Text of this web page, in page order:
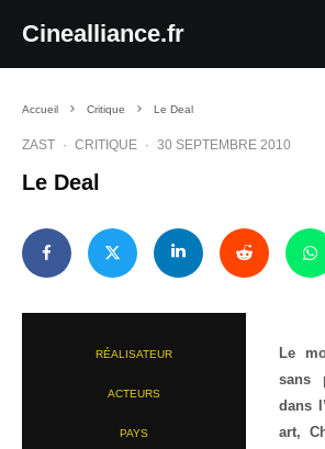
Cinealliance.fr
Accueil Critique Le Deal
ZAST · CRITIQUE · 30 SEPTEMBRE 2010
Le Deal
RÉALISATEUR
ACTEURS
PAYS
Le
sans
dans
art,